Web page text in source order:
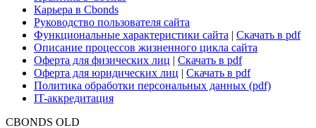
Для клиентов
О нас
Безопасность проведения платежей
Практика в Cbonds
Карьера в Cbonds
Руководство пользователя сайта
Функциональные характеристики сайта|Скачать в pdf
Описание процессов жизненного цикла сайта
Оферта для физических лиц
Оферта для юридических лиц